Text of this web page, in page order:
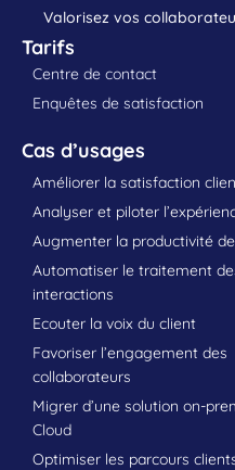
Valorisez vos
Tarifs
Centre de contact
Enquêtes de satisfaction
Cas d’usages
Améliorer la satisfaction
Analyser et piloter
Augmenter la productivité
Automatiser le traitement
interactions
Ecouter la voix du client
Favoriser l’engagement des
collaborateurs
Migrer d’une solution on-
Cloud
Optimiser les parcours